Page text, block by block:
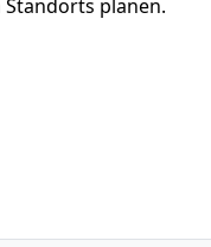
planen.